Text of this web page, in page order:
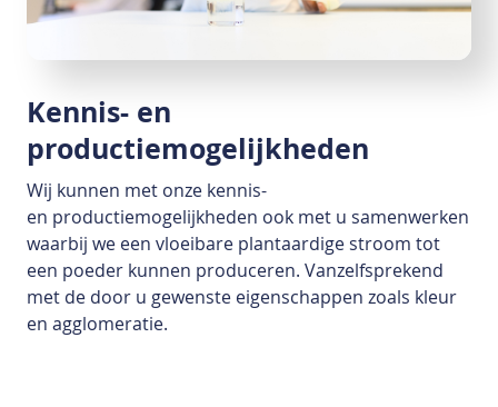
Kennis- en
productiemogelijkheden
Wij kunnen met onze kennis-
en productiemogelijkheden ook met u samenwerken
waarbij we een vloeibare plantaardige stroom tot
een poeder kunnen produceren. Vanzelfsprekend
met de door u gewenste eigenschappen zoals kleur
en agglomeratie.